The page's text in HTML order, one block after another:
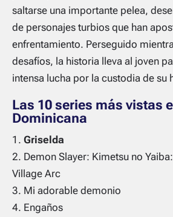
saltarse una importante pelea,
de personajes turbios que han
enfrentamiento. Perseguido
desafíos, la historia lleva al joven
intensa lucha por la custodia de su
Las 10 series más vistas
Dominicana
Griselda
Demon Slayer: Kimetsu no
Village Arc
Mi adorable demonio
Engaños